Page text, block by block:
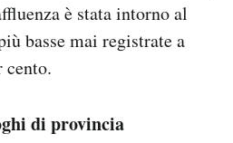
è stata intorno al
basse mai registrate a
cento.
di provincia